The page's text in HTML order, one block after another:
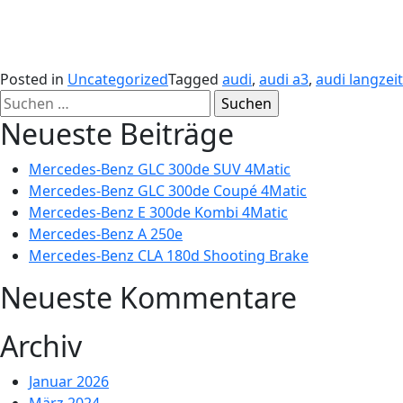
Posted in UncategorizedTagged audi, audi a3, audi
Suchen
nach:
Neueste Beiträge
Mercedes-Benz GLC 300de SUV 4Matic
Mercedes-Benz GLC 300de Coupé 4Matic
Mercedes-Benz E 300de Kombi 4Matic
Mercedes-Benz A 250e
Mercedes-Benz CLA 180d Shooting Brake
Neueste Kommentare
Archiv
Januar 2026